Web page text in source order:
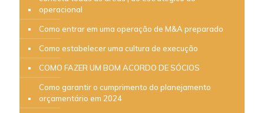
operacional
Como entrar em uma operação de M&A preparado
Como estabelecer uma cultura de execução
COMO FAZER UM BOM ACORDO DE SÓCIOS
Como garantir o cumprimento do planejamento
orçamentário em 2024